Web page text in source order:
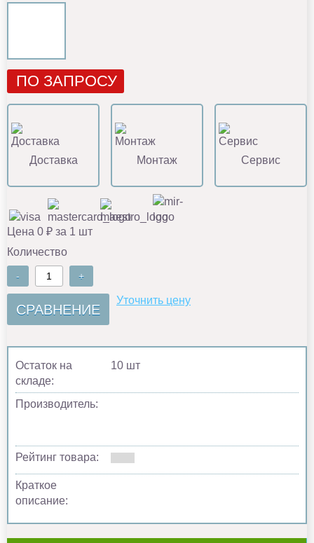
ПО ЗАПРОСУ
Доставка Монтаж Сервис
Цена 0 ₽ за 1 шт
Количество
- +
СРАВНЕНИЕ
Уточнить цену
Остаток на
складе:
10 шт
Производитель:
Рейтинг товара:
Краткое
описание: